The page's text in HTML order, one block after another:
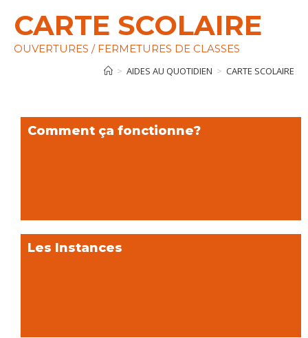
CARTE SCOLAIRE
OUVERTURES / FERMETURES DE CLASSES
> AIDES AU QUOTIDIEN > CARTE SCOLAIRE
Comment ça fonctionne?
Les Instances